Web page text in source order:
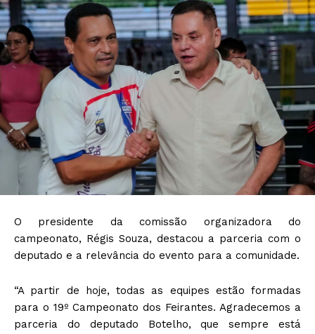
O presidente da comissão organizadora do
campeonato, Régis Souza, destacou a parceria com o
deputado e a relevância do evento para a comunidade.
“A partir de hoje, todas as equipes estão formadas
para o 19º Campeonato dos Feirantes. Agradecemos a
parceria do deputado Botelho, que sempre está